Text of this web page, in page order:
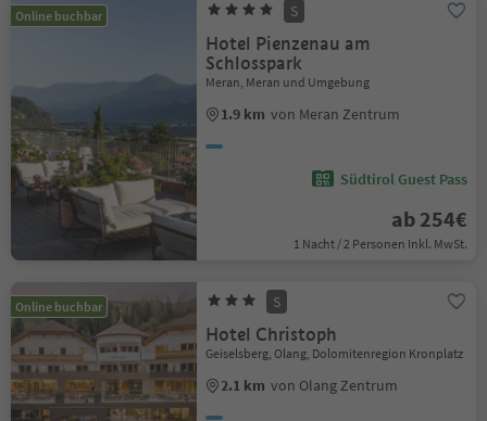
Online buchbar S
Hotel Pienzenau am
Schlosspark
Meran, Meran und Umgebung
1.9 km von Meran Zentrum
Südtirol Guest Pass
ab 254€
1 Nacht / 2 Personen Inkl. MwSt.
Online buchbar S
Hotel Christoph
Geiselsberg, Olang, Dolomitenregion Kronplatz
2.1 km von Olang Zentrum